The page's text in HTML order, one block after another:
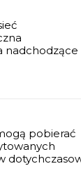
nadchodzące
pobierać